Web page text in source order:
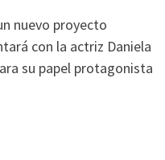
nuevo proyecto
con la actriz Daniela
su papel protagonista